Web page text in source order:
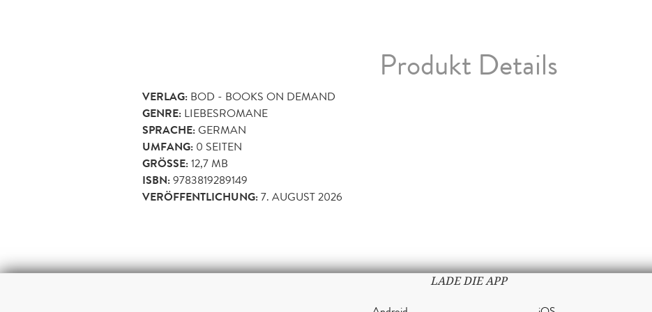
Produkt Details
VERLAG: BOD - BOOKS ON DEMAND
GENRE: LIEBESROMANE
SPRACHE:GERMAN
UMFANG: 0 SEITEN
GRÖSSE: 12,7 MB
ISBN:9783819289149
VERÖFFENTLICHUNG:7. AUGUST 2026
LADE DIE APP